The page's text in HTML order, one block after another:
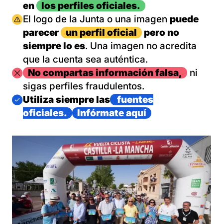
en
los perfiles oficiales.
Imagen
El logo de la Junta o una imagen puede
parecer
un perfil oficial
pero no
siempre lo es. Una imagen no acredita
que la cuenta sea auténtica.
ImagenNo compartas información falsa,
ni
sigas perfiles fraudulentos.
Imagen
Utiliza siempre las
fuentes
oficiales.
Infórmate aquí